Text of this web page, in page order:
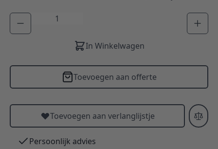
Aantal
In Winkelwagen
Toevoegen aan offerte
Toevoegen aan verlanglijstje
Persoonlijk advies